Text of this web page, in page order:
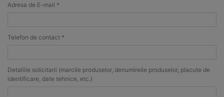
Adresa de E-mail *
Telefon de contact *
Detaliile solicitarii (marcile produselor, denumireile produselor, placute de
identificare, date tehnice, etc.)